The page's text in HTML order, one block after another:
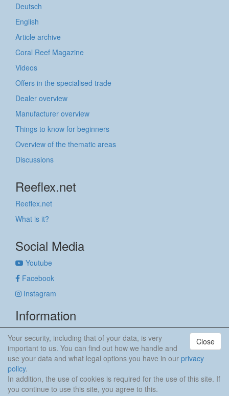
Deutsch
English
Article archive
Coral Reef Magazine
Videos
Offers in the specialised trade
Dealer overview
Manufacturer overview
Things to know for beginners
Overview of the thematic areas
Discussions
Reeflex.net
Reeflex.net
What is it?
Social Media
Youtube
Facebook
Instagram
Information
Privacy policy
anker & meehr
Close
Your security, including that of your data, is very
important to us. You can find out how we handle and
use your data and what legal options you have in our privacy
policy.
In addition, the use of cookies is required for the use of this site. If
you continue to use this site, you agree to this.